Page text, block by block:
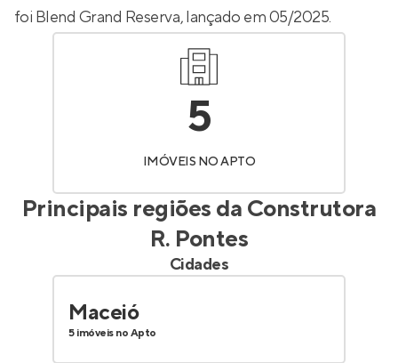
foi Blend Grand Reserva, lançado em 05/2025.
5
IMÓVEIS NO APTO
Principais regiões da Construtora
R. Pontes
Cidades
Maceió
5 imóveis no Apto